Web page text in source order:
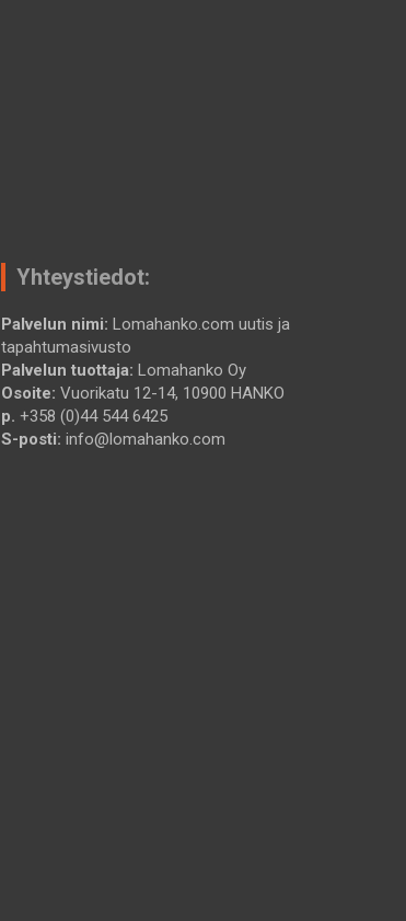
Yhteystiedot:
Palvelun nimi: Lomahanko.com uutis ja
tapahtumasivusto
Palvelun tuottaja: Lomahanko Oy
Osoite: Vuorikatu 12-14, 10900 HANKO
p. +358 (0)44 544 6425
S-posti: info@lomahanko.com